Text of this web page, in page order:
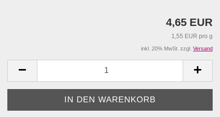
4,65 EUR
1,55 EUR pro g
inkl. 20% MwSt. zzgl. Versand